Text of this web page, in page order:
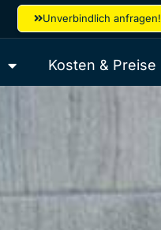
Unverbindlich anfragen!
Kosten & Preise